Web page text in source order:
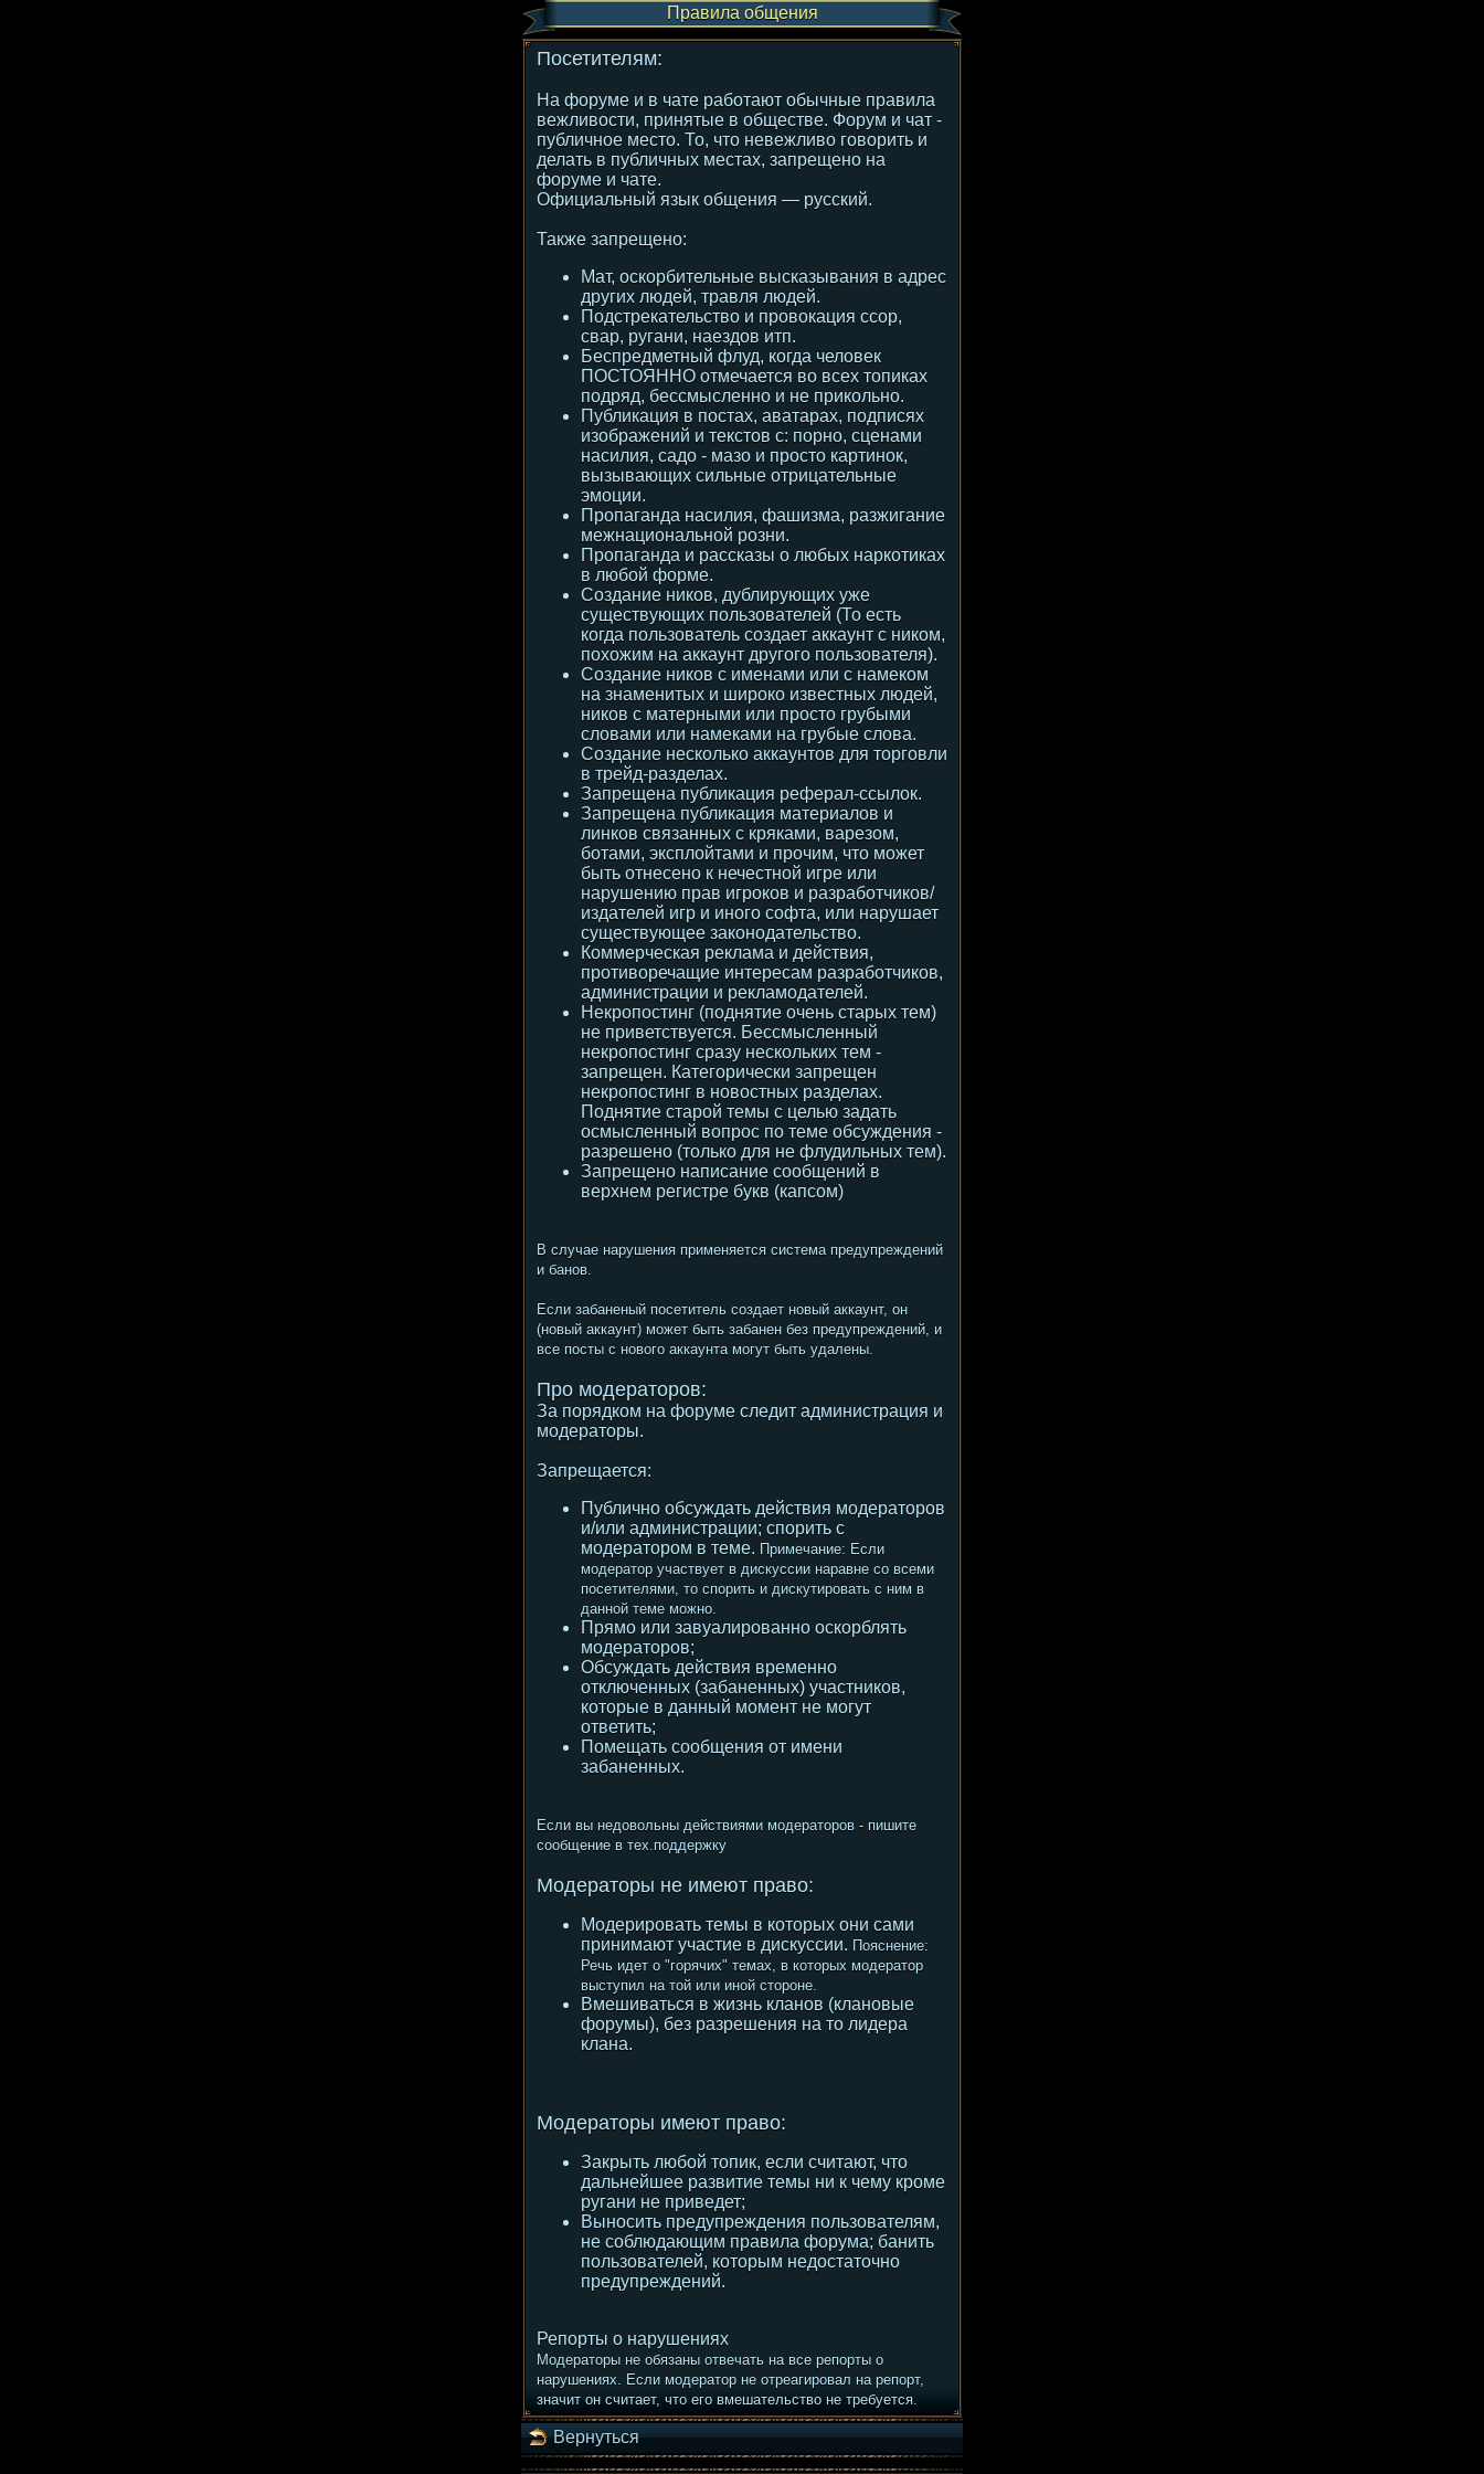
Правила общения
Посетителям:
На форуме и в чате работают обычные правила
вежливости, принятые в обществе. Форум и чат -
публичное место. То, что невежливо говорить и
делать в публичных местах, запрещено на
форуме и чате.
Официальный язык общения — русский.
Также запрещено:
Мат, оскорбительные высказывания в адрес
других людей, травля людей.
Подстрекательство и провокация ссор,
свар, ругани, наездов итп.
Беспредметный флуд, когда человек
ПОСТОЯННО отмечается во всех топиках
подряд, бессмысленно и не прикольно.
Публикация в постах, аватарах, подписях
изображений и текстов с: порно, сценами
насилия, садо - мазо и просто картинок,
вызывающих сильные отрицательные
эмоции.
Пропаганда насилия, фашизма, разжигание
межнациональной розни.
Пропаганда и рассказы о любых наркотиках
в любой форме.
Создание ников, дублирующих уже
существующих пользователей (То есть
когда пользователь создает аккаунт с ником,
похожим на аккаунт другого пользователя).
Создание ников с именами или с намеком
на знаменитых и широко известных людей,
ников с матерными или просто грубыми
словами или намеками на грубые слова.
Создание несколько аккаунтов для торговли
в трейд-разделах.
Запрещена публикация реферал-ссылок.
Запрещена публикация материалов и
линков связанных с кряками, варезом,
ботами, эксплойтами и прочим, что может
быть отнесено к нечестной игре или
нарушению прав игроков и разработчиков/
издателей игр и иного софта, или нарушает
существующее законодательство.
Коммерческая реклама и действия,
противоречащие интересам разработчиков,
администрации и рекламодателей.
Некропостинг (поднятие очень старых тем)
не приветствуется. Бессмысленный
некропостинг сразу нескольких тем -
запрещен. Категорически запрещен
некропостинг в новостных разделах.
Поднятие старой темы с целью задать
осмысленный вопрос по теме обсуждения -
разрешено (только для не флудильных тем).
Запрещено написание сообщений в
верхнем регистре букв (капсом)
В случае нарушения применяется система предупреждений
и банов.
Если забаненый посетитель создает новый аккаунт, он
(новый аккаунт) может быть забанен без предупреждений, и
все посты с нового аккаунта могут быть удалены.
Про модераторов:
За порядком на форуме следит администрация и
модераторы.
Запрещается:
Публично обсуждать действия модераторов
и/или администрации; спорить с
модератором в теме. Примечание: Если
модератор участвует в дискуссии наравне со всеми
посетителями, то спорить и дискутировать с ним в
данной теме можно.
Прямо или завуалированно оскорблять
модераторов;
Обсуждать действия временно
отключенных (забаненных) участников,
которые в данный момент не могут
ответить;
Помещать сообщения от имени
забаненных.
Если вы недовольны действиями модераторов - пишите
сообщение в тех.поддержку
Модераторы не имеют право:
Модерировать темы в которых они сами
принимают участие в дискуссии. Пояснение:
Речь идет о "горячих" темах, в которых модератор
выступил на той или иной стороне.
Вмешиваться в жизнь кланов (клановые
форумы), без разрешения на то лидера
клана.
Модераторы имеют право:
Закрыть любой топик, если считают, что
дальнейшее развитие темы ни к чему кроме
ругани не приведет;
Выносить предупреждения пользователям,
не соблюдающим правила форума; банить
пользователей, которым недостаточно
предупреждений.
Репорты о нарушениях
Модераторы не обязаны отвечать на все репорты о
нарушениях. Если модератор не отреагировал на репорт,
значит он считает, что его вмешательство не требуется.
Вернуться